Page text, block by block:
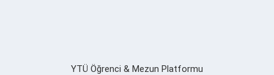
YTÜ Öğrenci & Mezun Platformu